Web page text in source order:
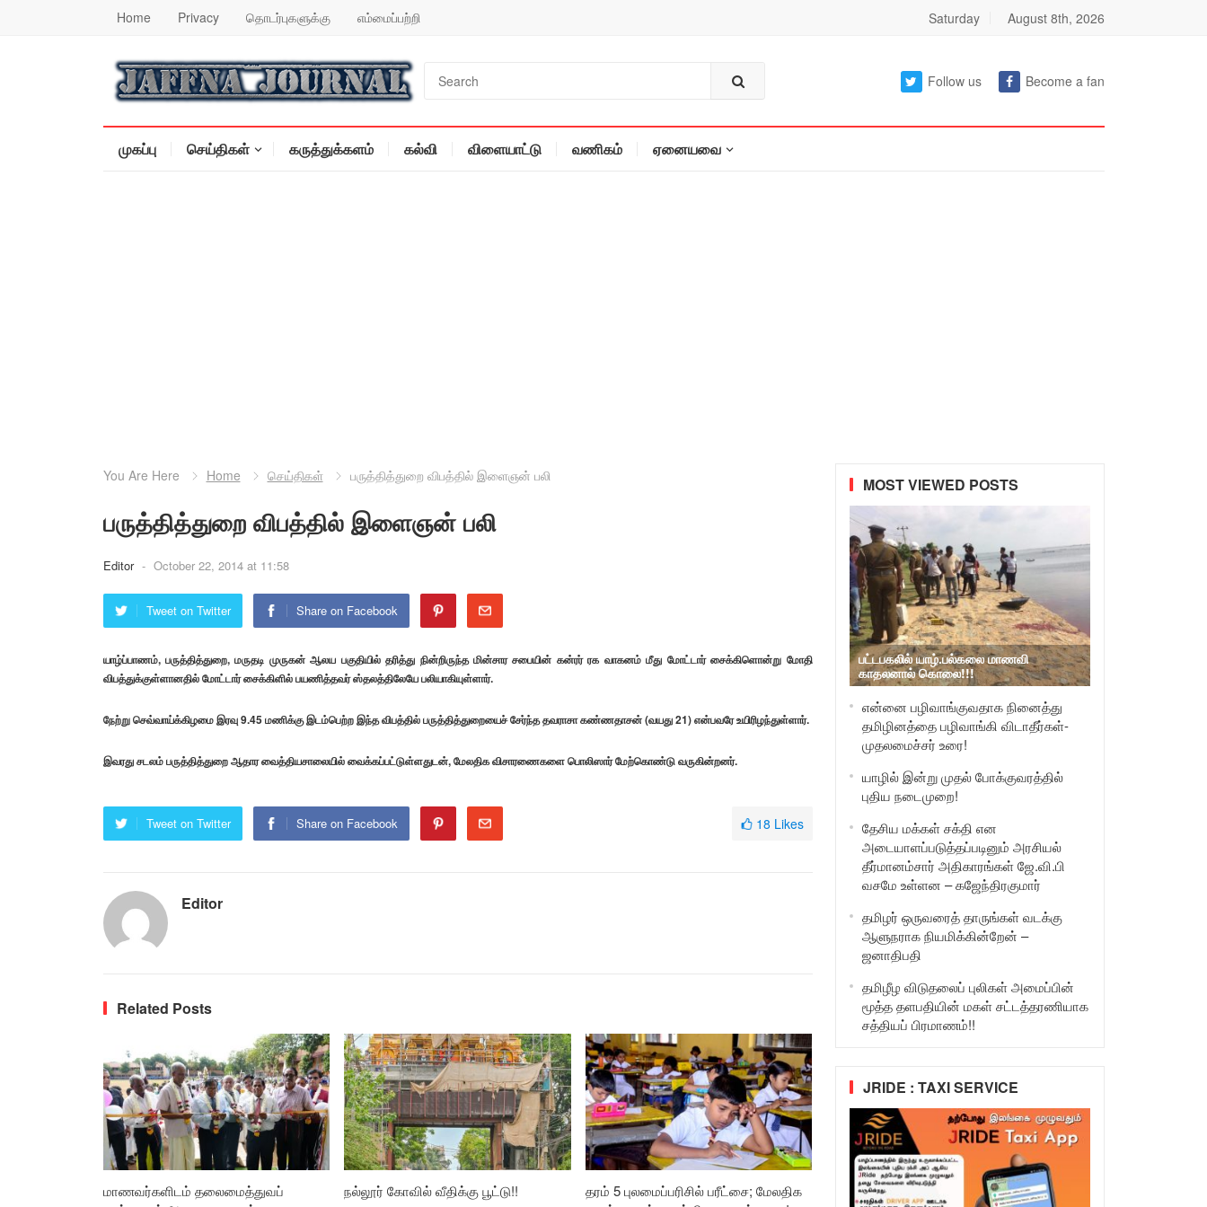
Home Privacy தொடர்புகளுக்கு எம்மைப்பற்றி Saturday August 8th, 2026
Follow us Become a fan
முகப்பு செய்திகள் கருத்துக்களம் கல்வி விளையாட்டு வணிகம் ஏனையவை
You Are Here Home செய்திகள் பருத்தித்துறை விபத்தில் இளைஞன் பலி
பருத்தித்துறை விபத்தில் இளைஞன் பலி
Editor - October 22, 2014 at 11:58
Tweet on Twitter Share on Facebook
யாழ்ப்பாணம், பருத்தித்துறை, மருதடி முருகன் ஆலய பகுதியில் தரித்து நின்றிருந்த மின்சார சபையின் கன்ரர் ரக வாகனம் மீது மோட்டார் சைக்கிளொன்று மோதி
விபத்துக்குள்ளானதில்மோட்டார் சைக்கிளில் பயணித்தவர் ஸ்தலத்திலேயே பலியாகியுள்ளார்.
நேற்று செவ்வாய்க்கிழமை இரவு 9.45 மணிக்கு இடம்பெற்ற இந்த விபத்தில் பருத்தித்துறையைச் சேர்ந்த தவராசா கண்ணதாசன் (வயது 21) என்பவரே உயிரிழந்துள்ளார்.
இவரது சடலம் பருத்தித்துறை ஆதார வைத்தியசாலையில் வைக்கப்பட்டுள்ளதுடன், மேலதிக விசாரணைகளை பொலிஸார் மேற்கொண்டு வருகின்றனர்.
Tweet on Twitter Share on Facebook 18 Likes
Editor
Related Posts
மாணவர்களிடம் தலைமைத்துவப்
நல்லூர் கோவில் வீதிக்கு பூட்டு!!
தரம் 5 புலமைப்பரிசில் பரீட்சை; மேலதிக
MOST VIEWED POSTS
பட்டபகலில் யாழ்.பல்கலை மாணவி
காதலனால் கொலை!!!
என்னை பழிவாங்குவதாக நினைத்து
தமிழினத்தை பழிவாங்கி விடாதீர்கள்-
முதலமைச்சர் உரை!
யாழில் இன்று முதல் போக்குவரத்தில்
புதிய நடைமுறை!
தேசிய மக்கள் சக்தி என
அடையாளப்படுத்தப்படினும் அரசியல்
தீர்மானம்சார் அதிகாரங்கள் ஜே.வி.பி
வசமே உள்ளன – கஜேந்திரகுமார்
தமிழர் ஒருவரைத் தாருங்கள் வடக்கு
ஆளுநராக நியமிக்கின்றேன் –
ஜனாதிபதி
தமிழீழ விடுதலைப் புலிகள் அமைப்பின்
மூத்த தளபதியின் மகள் சட்டத்தரணியாக
சத்தியப் பிரமாணம்!!
JRIDE : TAXI SERVICE